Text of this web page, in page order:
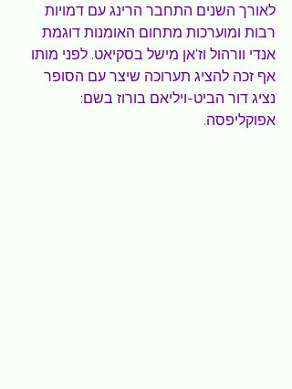
לאורך השנים התחבר הרינג עם דמויות
רבות ומוערכות מתחום האומנות דוגמת
אנדי וורהול וז'אן מישל בסקיאט. לפני מותו
אף זכה להציג תערוכה שיצר עם הסופר
נציג דור הביט-ויליאם בורוז בשם:
אפוקליפסה.